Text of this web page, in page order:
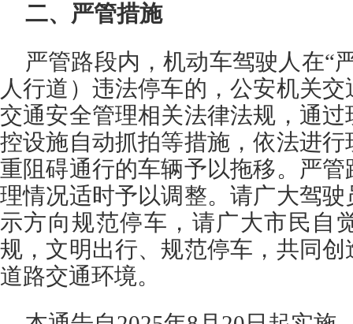
二、严管措施
严管路段内，机动车驾驶人在“
人行道）违法停车的，公安机关
交通安全管理相关法律法规，通
控设施自动抓拍等措施，依法进
重阻碍通行的车辆予以拖移。严
理情况适时予以调整。请广大驾
示方向规范停车，请广大市民自
规，文明出行、规范停车，共同
道路交通环境。